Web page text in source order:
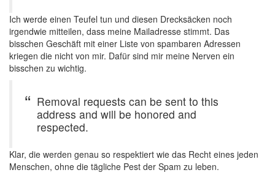
Ich werde einen Teufel tun und diesen Drecksäcken noch
irgendwie mitteilen, dass meine Mailadresse stimmt. Das
bisschen Geschäft mit einer Liste von spambaren Adressen
kriegen die nicht von mir. Dafür sind mir meine Nerven ein
bisschen zu wichtig.
Removal requests can be sent to this
address and will be honored and
respected.
Klar, die werden genau so respektiert wie das Recht eines jeden
Menschen, ohne die tägliche Pest der Spam zu leben.